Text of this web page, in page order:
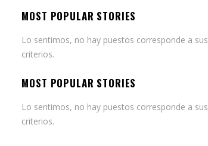
MOST POPULAR STORIES
Lo sentimos, no hay puestos corresponde a sus
criterios.
MOST POPULAR STORIES
Lo sentimos, no hay puestos corresponde a sus
criterios.